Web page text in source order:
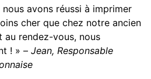
avons réussi à imprimer
cher que chez notre ancien
au rendez-vous, nous
! » – Jean, Responsable